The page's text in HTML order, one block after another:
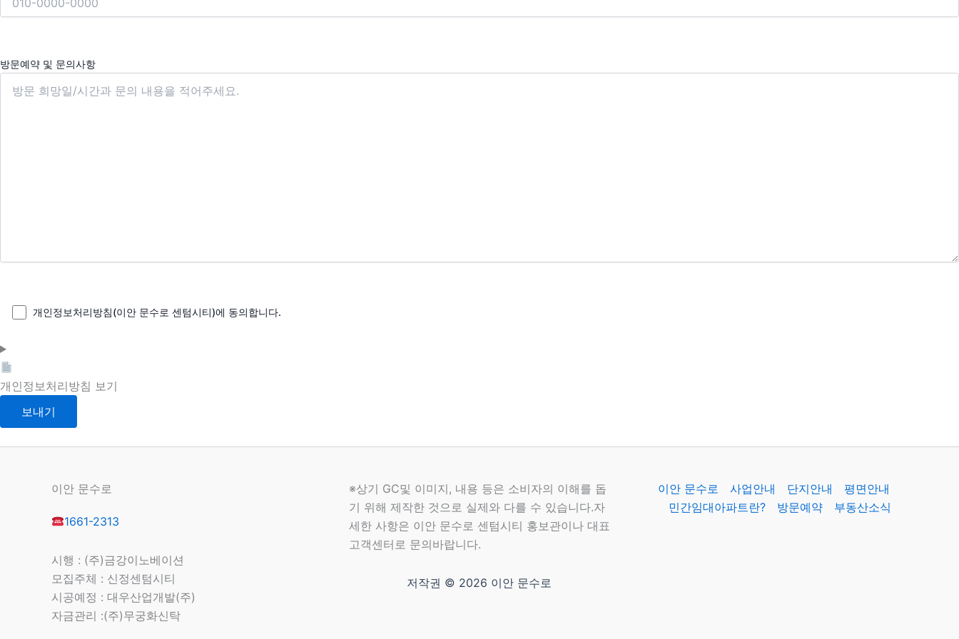
방문예약 및 문의사항
개인정보처리방침(이안 문수로 센텀시티)에 동의합니다.
개인정보처리방침 보기
이안 문수로
1661-2313
시행 : (주)금강이노베이션
모집주체 : 신정센텀시티
시공예정 : 대우산업개발(주)
자금관리 :(주)무궁화신탁
※상기 GC및 이미지, 내용 등은 소비자의 이해를 돕
기 위해 제작한 것으로 실제와 다를 수 있습니다.자
세한 사항은 이안 문수로 센텀시티 홍보관이나 대표
고객센터로 문의바랍니다.
저작권 © 2026 이안 문수로
이안 문수로 사업안내 단지안내
평면안내
민간임대아파트란?
방문예약 부동산소식